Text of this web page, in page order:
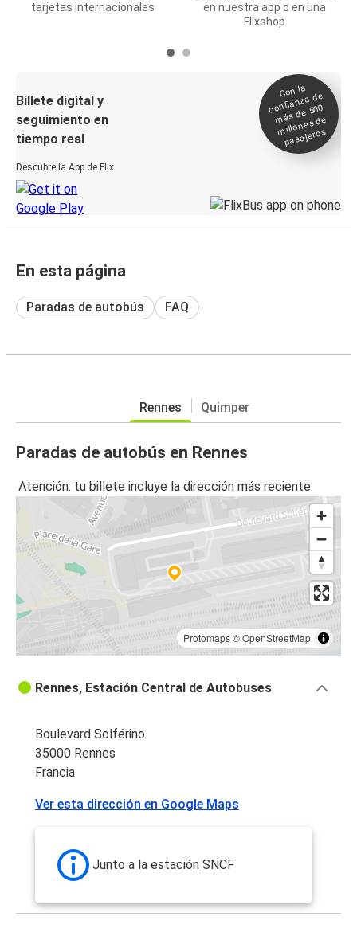
tarjetas internacionales
en nuestra app o en una
Flixshop
Billete digital y
seguimiento en
tiempo real
Descubre la App de Flix
Con la
confianza de
más de 500
millones de
pasajeros
En esta página
Paradas de autobús FAQ
Rennes Quimper
Paradas de autobús en Rennes
Atención: tu billete incluye la dirección más reciente.
Protomaps©OpenStreetMap
Rennes, Estación Central de Autobuses
Boulevard Solférino
35000 Rennes
Francia
Ver esta dirección en Google Maps
Junto a la estación SNCF